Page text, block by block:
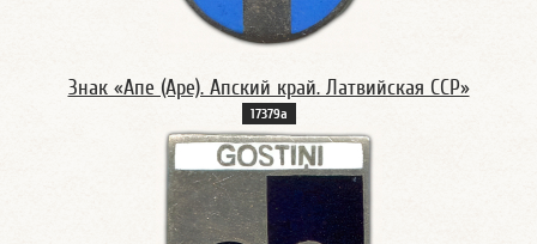
Знак «Апе (Ape). Апский край. Латвийская ССР»
17379а